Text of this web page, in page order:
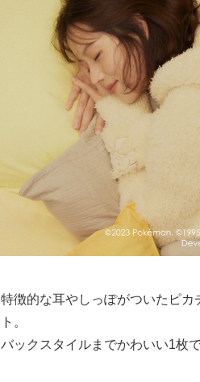
特徴的な耳やしっぽがついたピ
ト。
バックスタイルまでかわいい1枚で